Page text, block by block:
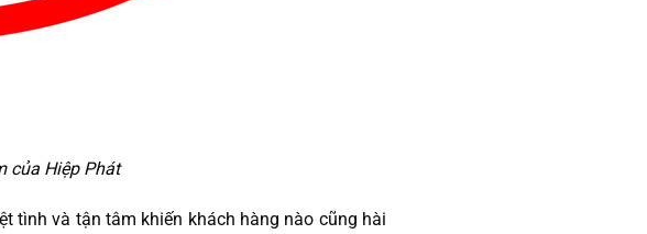
của Hiệp Phát
tình và tận tâm khiến khách hàng nào cũng hài